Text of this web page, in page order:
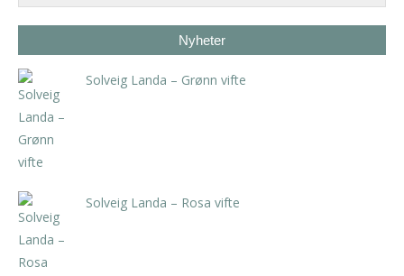
Nyheter
Solveig Landa – Grønn vifte
Solveig Landa – Rosa vifte